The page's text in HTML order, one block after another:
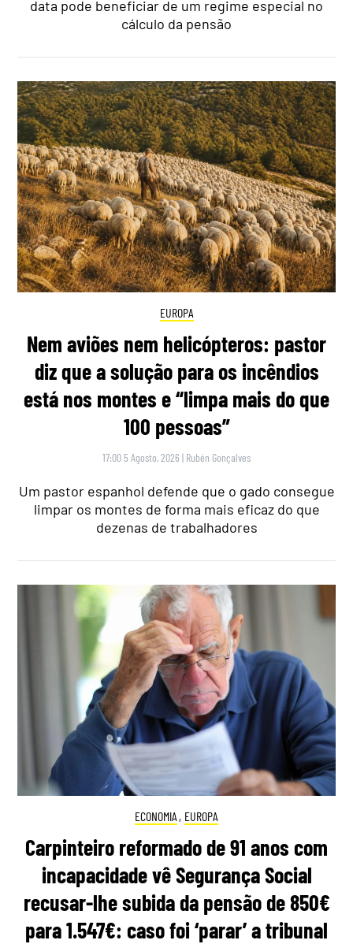
data pode beneficiar de um regime especial no
cálculo da pensão
EUROPA
Nem aviões nem helicópteros: pastor
diz que a solução para os incêndios
está nos montes e “limpa mais do que
100 pessoas”
17:00 5 Agosto, 2026 | Rubén Gonçalves
Um pastor espanhol defende que o gado consegue
limpar os montes de forma mais eficaz do que
dezenas de trabalhadores
ECONOMIA , EUROPA
Carpinteiro reformado de 91 anos com
incapacidade vê Segurança Social
recusar-lhe subida da pensão de 850€
para 1.547€: caso foi ‘parar’ a tribunal